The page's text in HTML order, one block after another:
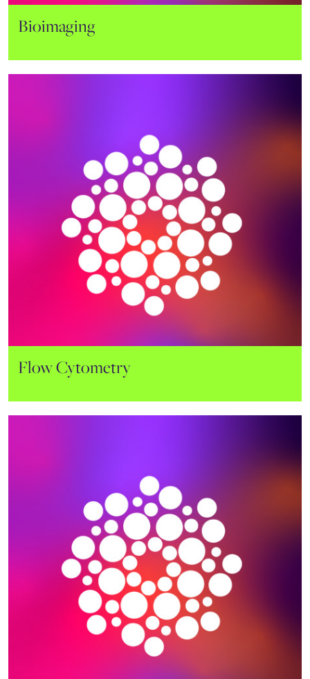
Bioimaging
Bioimaging
Flow Cytometry